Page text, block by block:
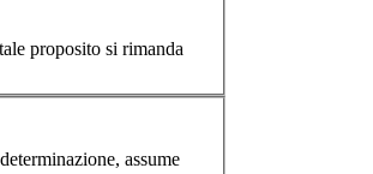
proposito si rimanda